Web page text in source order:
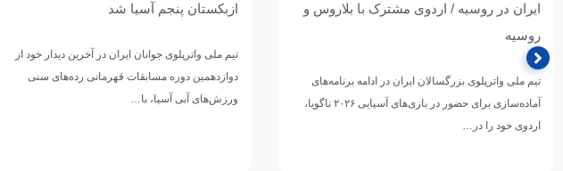
ایران در روسیه / اردوی مشترک با بلاروس و
روسیه
تیم ملی واترپلوی بزرگسالان ایران در ادامه برنامه‌های
آماده‌سازی برای حضور در بازی‌های آسیایی ۲۰۲۶ ناگویا،
اردوی خود را در…
ازبکستان پنجم آسیا شد
تیم ملی واترپلوی جوانان ایران در آخرین دیدار خود از
دوازدهمین دوره مسابقات قهرمانی رده‌های سنی
ورزش‌های آبی آسیا، با…